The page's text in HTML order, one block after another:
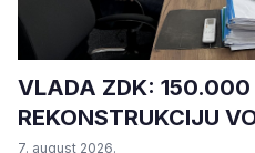
VLADA ZDK:
REKONSTRUKCIJU
7. august 2026.